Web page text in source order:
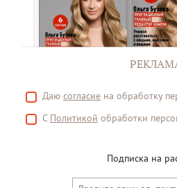
Даю согласие на обработку
С Политикой обработки
Подписка на